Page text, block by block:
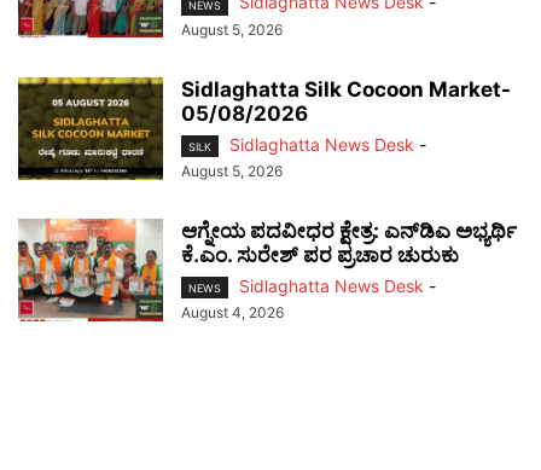
NEWS
August 5, 2026
Sidlaghatta Silk Cocoon Market-
05/08/2026
SILK Sidlaghatta News Desk -
August 5, 2026
ಆಗ್ನೇಯ ಪದವೀಧರ ಕ್ಷೇತ್ರ: ಎನ್‌ಡಿಎ ಅಭ್ಯರ್ಥಿ
ಕೆ.ಎಂ. ಸುರೇಶ್ ಪರ ಪ್ರಚಾರ ಚುರುಕು
NEWS Sidlaghatta News Desk -
August 4, 2026